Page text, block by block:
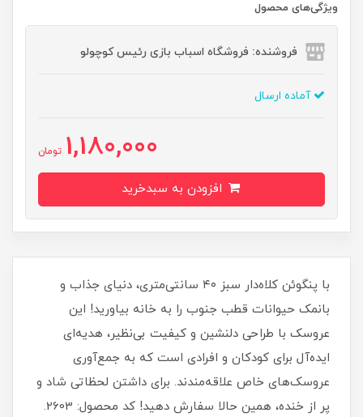
ویژگی‌های محصول
فروشنده: فروشگاه اسباب بازی رئیس کوچولو
آماده ارسال
1,180,000 تومان
با پنگوئن کلاه‌دار سبز ۴۰ سانتی‌متری، دنیای جذاب و
بانمک حیوانات قطب جنوب را به خانه بیاورید! این
عروسک با طراحی دلنشین و کیفیت بی‌نظیر، هدیه‌ای
ایده‌آل برای کودکان و افرادی است که به جمع‌آوری
عروسک‌های خاص علاقه‌مندند. برای داشتن لحظاتی شاد و
پر از خنده، همین حالا سفارش دهید! کد محصول: 2603.